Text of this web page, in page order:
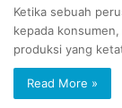
Ketika sebuah
kepada
produksi yang
Read More »